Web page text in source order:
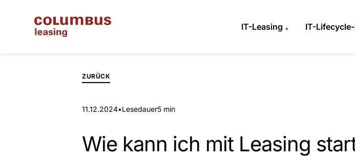
IT-Leasing . IT-
ZURÜCK
11.12.2024•Lesedauer5 min
Wie kann ich mit Leasing